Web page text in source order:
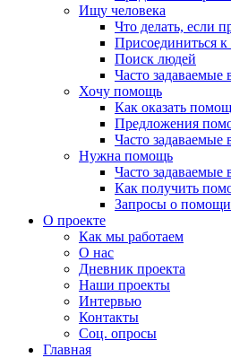
Ищу человека
Что делать, если
Присоединиться к
Поиск людей
Часто задаваемые
Хочу помощь
Как оказать
Предложения
Часто задаваемые
Нужна помощь
Часто задаваемые
Как получить
Запросы о помощи
О проекте
Как мы работаем
О нас
Дневник проекта
Наши проекты
Интервью
Контакты
Соц. опросы
Главная